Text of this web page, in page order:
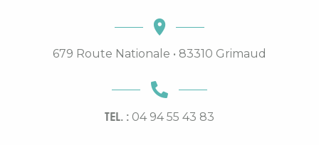
679 Route Nationale • 83310 Grimaud
TEL. : 04 94 55 43 83